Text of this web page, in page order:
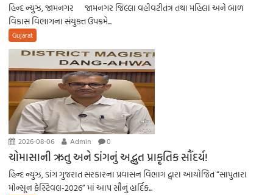
હિન્દ ન્યુઝ, જામનગર જામનગર જિલ્લા વહીવટીતંત્ર તથા મહિલા અને બાળ
વિકાસ વિભાગના સંયુક્ત ઉપક્રમે...
Gujarat
2026-08-06 Admin 0
ચોમાસાની ઋતુ અને ડાંગનું અદ્ભુત પ્રાકૃતિક સૌંદર્ય!
હિન્દ ન્યુઝ, ડાંગ ​ગુજરાત સરકારના પ્રવાસન વિભાગ દ્વારા આયોજિત “સાપુતારા
મોન્સૂન ફેસ્ટિવલ-2026” માં આપ સૌનું હાર્દિક...